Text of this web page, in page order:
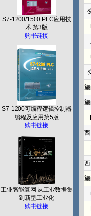
S7-1200/1500 PLC应用技
术 第3版
购书链接
S7-1200可编程逻辑控制器
编程及应用第5版
购书链接
工业智能算网 从工业数据集
到新型工业化
购书链接